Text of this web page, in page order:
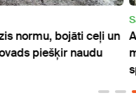
un
Atpakaļ uz Latviju:
migrantu
spiediena